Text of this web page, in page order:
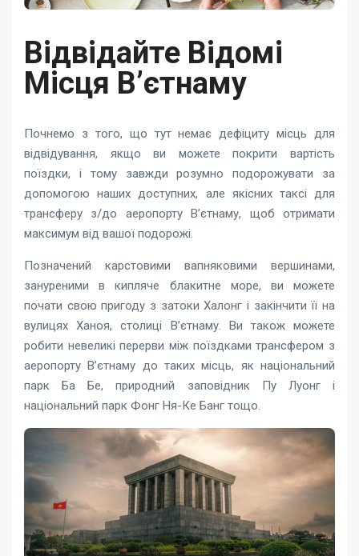
Відвідайте Відомі
Місця В’єтнаму
Почнемо з того, що тут немає дефіциту місць для
відвідування, якщо ви можете покрити вартість
поїздки, і тому завжди розумно подорожувати за
допомогою наших доступних, але якісних таксі для
трансферу з/до аеропорту В’єтнаму, щоб отримати
максимум від вашої подорожі.
Позначений карстовими вапняковими вершинами,
зануреними в кипляче блакитне море, ви можете
почати свою пригоду з затоки Халонг і закінчити її на
вулицях Ханоя, столиці В’єтнаму. Ви також можете
робити невеликі перерви між поїздками трансфером з
аеропорту В’єтнаму до таких місць, як національний
парк Ба Бе, природний заповідник Пу Луонг і
національний парк Фонг Ня-Ке Банг тощо.